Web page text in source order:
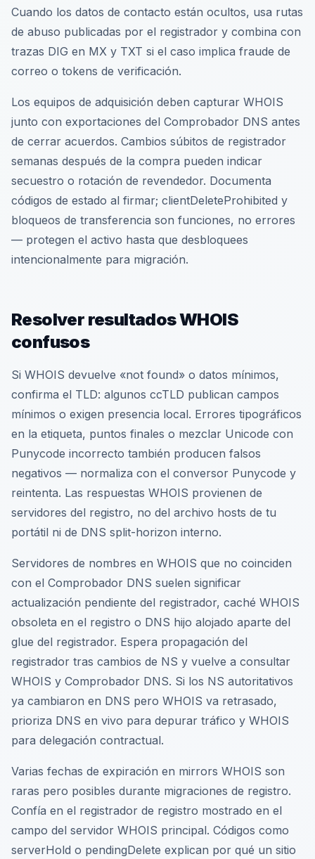
Cuando los datos de contacto están ocultos, usa rutas
de abuso publicadas por el registrador y combina con
trazas DIG en MX y TXT si el caso implica fraude de
correo o tokens de verificación.
Los equipos de adquisición deben capturar WHOIS
junto con exportaciones del Comprobador DNS antes
de cerrar acuerdos. Cambios súbitos de registrador
semanas después de la compra pueden indicar
secuestro o rotación de revendedor. Documenta
códigos de estado al firmar; clientDeleteProhibited y
bloqueos de transferencia son funciones, no errores
— protegen el activo hasta que desbloquees
intencionalmente para migración.
Resolver resultados WHOIS
confusos
Si WHOIS devuelve «not found» o datos mínimos,
confirma el TLD: algunos ccTLD publican campos
mínimos o exigen presencia local. Errores tipográficos
en la etiqueta, puntos finales o mezclar Unicode con
Punycode incorrecto también producen falsos
negativos — normaliza con el conversor Punycode y
reintenta. Las respuestas WHOIS provienen de
servidores del registro, no del archivo hosts de tu
portátil ni de DNS split-horizon interno.
Servidores de nombres en WHOIS que no coinciden
con el Comprobador DNS suelen significar
actualización pendiente del registrador, caché WHOIS
obsoleta en el registro o DNS hijo alojado aparte del
glue del registrador. Espera propagación del
registrador tras cambios de NS y vuelve a consultar
WHOIS y Comprobador DNS. Si los NS autoritativos
ya cambiaron en DNS pero WHOIS va retrasado,
prioriza DNS en vivo para depurar tráfico y WHOIS
para delegación contractual.
Varias fechas de expiración en mirrors WHOIS son
raras pero posibles durante migraciones de registro.
Confía en el registrador de registro mostrado en el
campo del servidor WHOIS principal. Códigos como
serverHold o pendingDelete explican por qué un sitio